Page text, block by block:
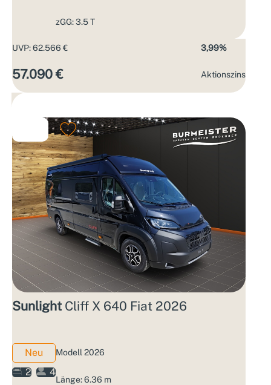
zGG: 3.5 T
UVP: 62.566 €
57.090 €
3,99%
Aktions­zins
Sunlight Cliff X 640 Fiat 2026
Neu
2
4
Modell 2026
Länge: 6.36 m